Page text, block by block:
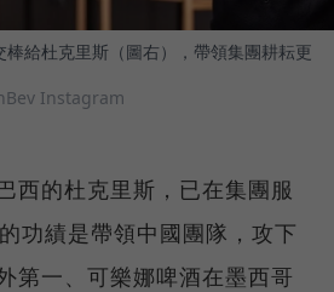
給杜克里斯（圖右），帶領集團耕耘更
Instagram
西的杜克里斯，已在集團服
功績是帶領中國團隊，攻下
第一、可樂娜啤酒在墨西哥